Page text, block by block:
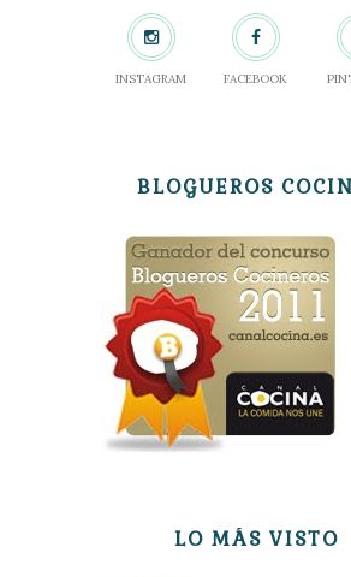
INSTAGRAM FACEBOOK
BLOGUEROS
LO MÁS VISTO